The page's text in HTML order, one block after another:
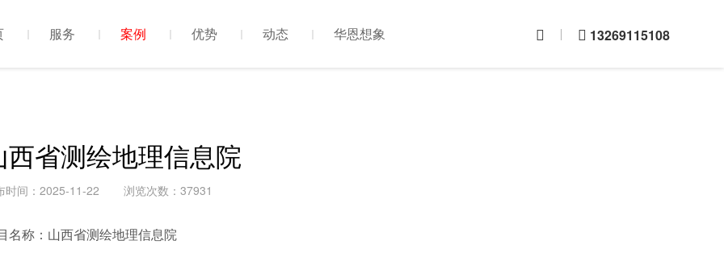
服务 案例 优势 动态 华恩想象 13269115108
西省测绘地理信息院
时间：2025-11-22 浏览次数：37931
名称：山西省测绘地理信息院